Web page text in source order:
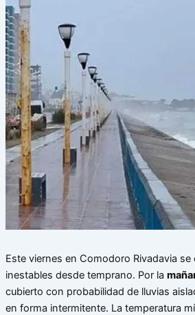
Este viernes en Comodoro Rivadavia
inestables desde temprano. Por la
cubierto con probabilidad de lluvias
en forma intermitente. La temperatura